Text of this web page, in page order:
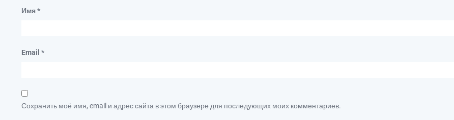
Имя*
Email *
Сохранить моё имя, email и адрес сайта в этом браузере для последующих моих комментариев.